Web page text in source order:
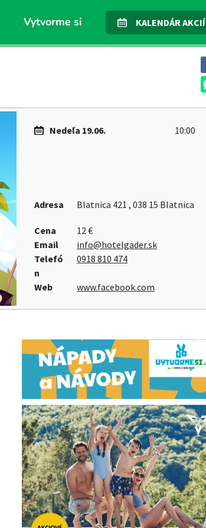
Vytvorme si KALENDÁR AKCIÍ
Nedeľa 19.06. 10:00
Adresa Blatnica 421 , 038 15 Blatnica
Cena
12 €
Email
info@hotelgader.sk
Telefó
n
0918 810 474
Web www.facebook.com